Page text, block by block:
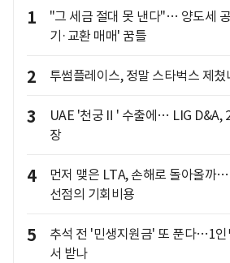
1
"그 세금 절대 못 낸다"… 양도세
기·교환 매매' 꿈틀
2 투썸플레이스, 정말 스타벅스 제쳤
3
UAE '천궁Ⅱ' 수출에… LIG D&A,
장
4
먼저 맺은 LTA, 손해로 돌아올까
선점의 기회비용
5
추석 전 '민생지원금' 또 푼다…1인
서 받나